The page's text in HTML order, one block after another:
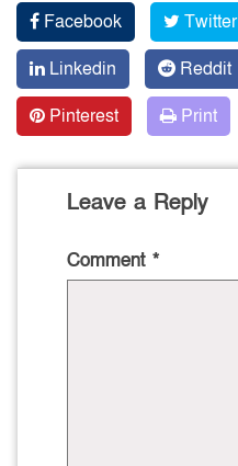
Facebook Twitter
Linkedin
Reddit
Pinterest
Print
Leave a Reply
Comment *